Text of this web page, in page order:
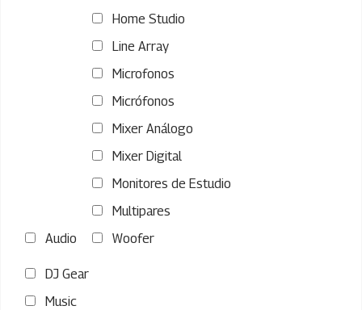
Audio
Home Studio
Line Array
Microfonos
Micrófonos
Mixer Análogo
Mixer Digital
Monitores de Estudio
Multipares
Woofer
DJ Gear
Music